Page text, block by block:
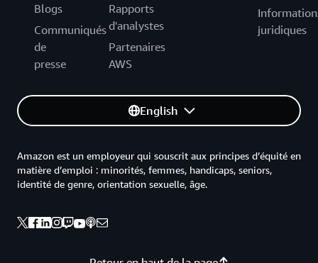
Blogs
Communiqués
de
presse
Rapports
d'analystes
Partenaires
AWS
juridiques
English
Amazon est un employeur qui souscrit aux principes d’équité en
matière d’emploi : minorités, femmes, handicaps, seniors,
identité de genre, orientation sexuelle, âge.